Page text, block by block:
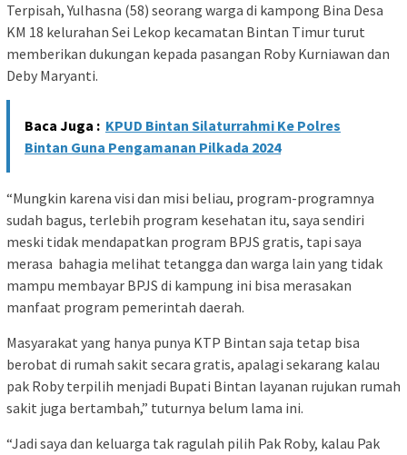
Terpisah, Yulhasna (58) seorang warga di kampong Bina Desa
KM 18 kelurahan Sei Lekop kecamatan Bintan Timur turut
memberikan dukungan kepada pasangan Roby Kurniawan dan
Deby Maryanti.
Baca Juga : KPUD Bintan Silaturrahmi Ke Polres
Bintan Guna Pengamanan Pilkada 2024
“Mungkin karena visi dan misi beliau, program-programnya
sudah bagus, terlebih program kesehatan itu, saya sendiri
meski tidak mendapatkan program BPJS gratis, tapi saya
merasa bahagia melihat tetangga dan warga lain yang tidak
mampu membayar BPJS di kampung ini bisa merasakan
manfaat program pemerintah daerah.
Masyarakat yang hanya punya KTP Bintan saja tetap bisa
berobat di rumah sakit secara gratis, apalagi sekarang kalau
pak Roby terpilih menjadi Bupati Bintan layanan rujukan rumah
sakit juga bertambah,” tuturnya belum lama ini.
“Jadi saya dan keluarga tak ragulah pilih Pak Roby, kalau Pak